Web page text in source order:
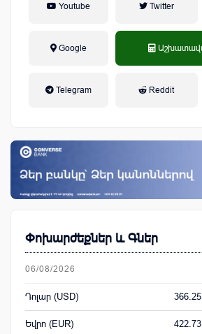
Youtube Twitter
Google
Telegram Reddit
Փոխարժեքներ և Գներ
06/08/2026
Դոլար (USD) 366.25
Եվրո (EUR) 422.73